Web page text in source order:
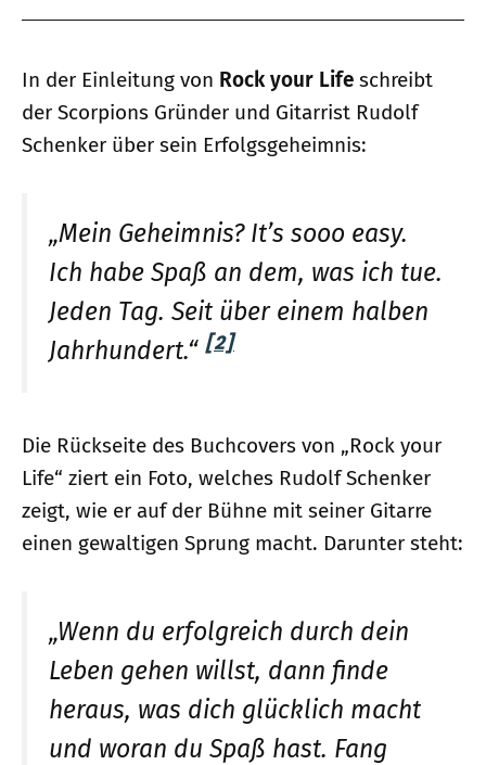
In der Einleitung von Rock your Life schreibt
der Scorpions Gründer und Gitarrist Rudolf
Schenker über sein Erfolgsgeheimnis:
„Mein Geheimnis? It’s sooo easy.
Ich habe Spaß an dem, was ich tue.
Jeden Tag. Seit über einem halben
Jahrhundert.“ [2]
Die Rückseite des Buchcovers von „Rock your
Life“ ziert ein Foto, welches Rudolf Schenker
zeigt, wie er auf der Bühne mit seiner Gitarre
einen gewaltigen Sprung macht. Darunter steht:
„Wenn du erfolgreich durch dein
Leben gehen willst, dann finde
heraus, was dich glücklich macht
und woran du Spaß hast. Fang